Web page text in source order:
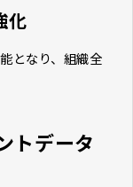
化
となり、組織全
トデータ